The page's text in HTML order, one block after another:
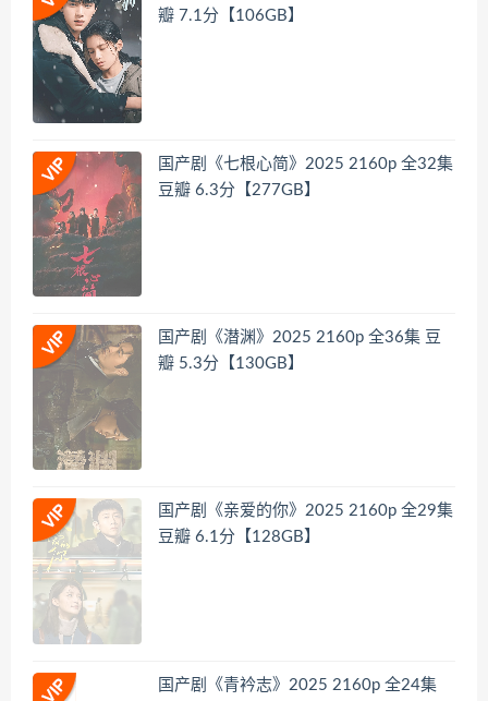
瓣 7.1分【106GB】
国产剧《七根心简》2025 2160p 全32集
豆瓣 6.3分【277GB】
国产剧《潜渊》2025 2160p 全36集 豆
瓣 5.3分【130GB】
国产剧《亲爱的你》2025 2160p 全29集
豆瓣 6.1分【128GB】
国产剧《青衿志》2025 2160p 全24集